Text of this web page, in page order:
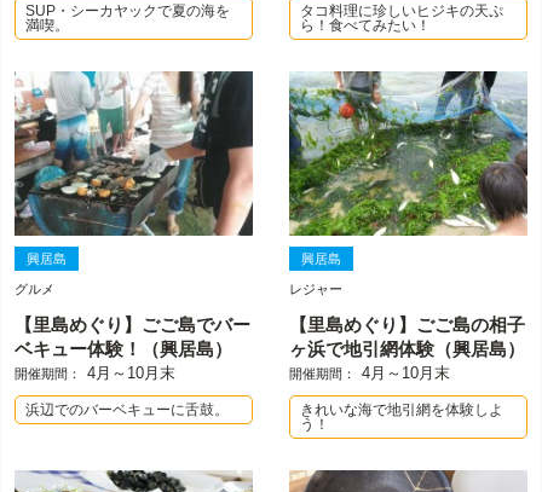
SUP・シーカヤックで夏の海を
満喫。
タコ料理に珍しいヒジキの天ぷ
ら！食べてみたい！
興居島
グルメ
【里島めぐり】ごご島でバー
ベキュー体験！（興居島）
開催期間： 4月～10月末
浜辺でのバーベキューに舌鼓。
興居島
レジャー
【里島めぐり】ごご島の相子
ヶ浜で地引網体験（興居島）
開催期間： 4月～10月末
きれいな海で地引網を体験しよ
う！